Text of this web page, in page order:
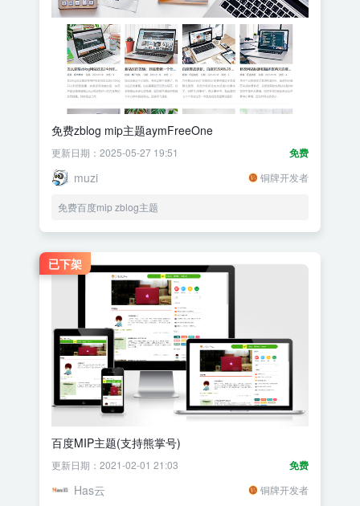
免费zblog mip主题aymFreeOne
免费
更新日期：2025-05-27 19:51
muzi 铜牌开发者
免费百度mip zblog主题
已下架
百度MIP主题(支持熊掌号)
免费
更新日期：2021-02-01 21:03
Has云 铜牌开发者